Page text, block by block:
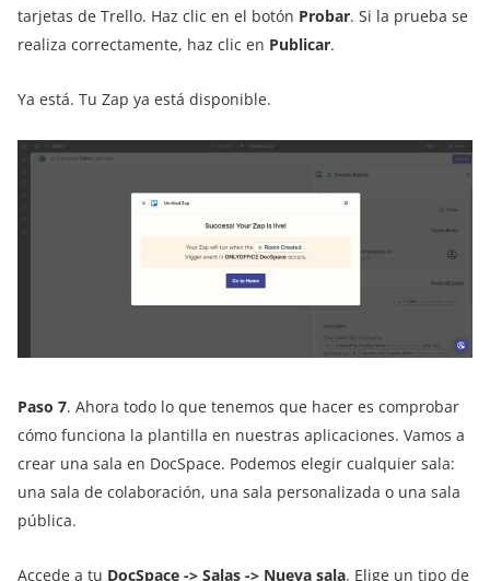
tarjetas de Trello. Haz clic en el botón Probar. Si la prueba se
realiza correctamente, haz clic en Publicar.
Ya está. Tu Zap ya está disponible.
Paso 7. Ahora todo lo que tenemos que hacer es comprobar
cómo funciona la plantilla en nuestras aplicaciones. Vamos a
crear una sala en DocSpace. Podemos elegir cualquier sala:
una sala de colaboración, una sala personalizada o una sala
pública.
Accede a tu DocSpace -> Salas -> Nueva sala. Elige un tipo de